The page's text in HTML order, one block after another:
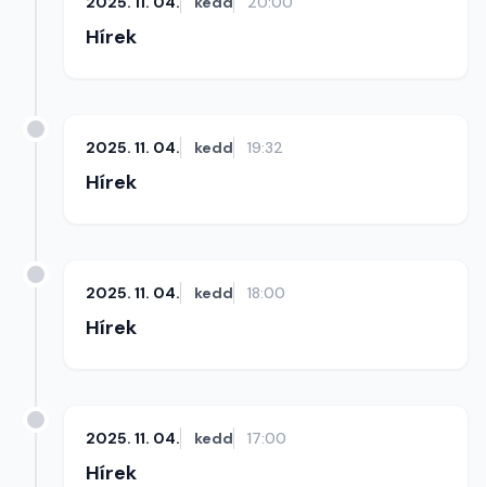
Hírek
2025. 11. 04. kedd 19:32
Hírek
2025. 11. 04. kedd 18:00
Hírek
2025. 11. 04. kedd 17:00
Hírek